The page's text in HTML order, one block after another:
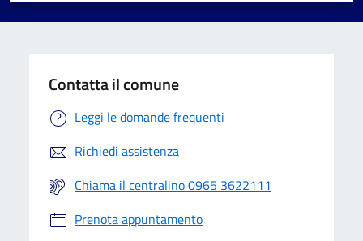
Contatta il comune
Leggi le domande frequenti
Richiedi assistenza
Chiama il centralino 0965 3622111
Prenota appuntamento